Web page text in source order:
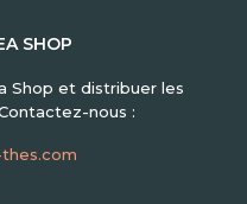
SHOP
Shop et distribuer les
nous :